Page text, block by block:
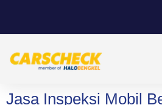
Jasa Inspeksi Mobil